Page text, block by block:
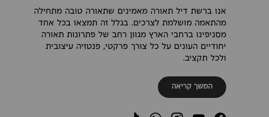
אנו ברשת דיל תאורה מאמינים שתאורה טובה מתחילה
מהתאמה מושלמת לצרכים. בגלל זה תמצאו בכל אחד
מסניפינו ברחבי הארץ מגוון רחב של פתרונות תאורה
יחודיים העונים על כל צורך פרקטי, פנטזיה עיצובית
ולכל תקציב.
המשך קריאה